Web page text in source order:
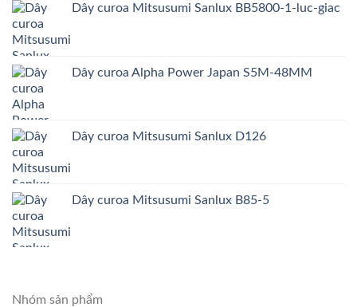
Dây curoa Mitsusumi Sanlux BB5800-1-luc-giac
Dây curoa Alpha Power Japan S5M-48MM
Dây curoa Mitsusumi Sanlux D126
Dây curoa Mitsusumi Sanlux B85-5
Nhóm sản phẩm